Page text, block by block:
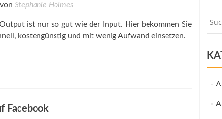
von Stephanie Holmes
ist nur so gut wie der Input. Hier bekommen Sie
kostengünstig und mit wenig Aufwand einsetzen.
Facebook